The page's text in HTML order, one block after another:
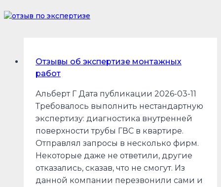
Отзывы об экспертизе монтажных
работ
Альберт Г Дата публикации 2026-03-11
Требовалось выполнить нестандартную
экспертизу: диагностика внутренней
поверхности трубы ГВС в квартире.
Отправлял запросы в несколько фирм.
Некоторые даже не ответили, другие
отказались, сказав, что не смогут. Из
данной компании перезвонили сами и